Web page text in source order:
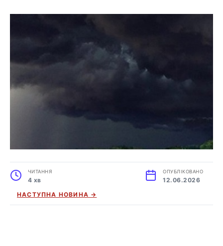
ЧИТАННЯ
4 хв
ОПУБЛІКОВАНО
12.06.2026
НАСТУПНА НОВИНА →